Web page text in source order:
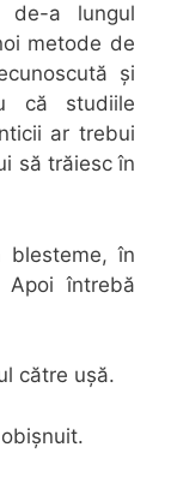
de-a lungul
metode de
și
că studiile
ar trebui
să trăiesc în
blesteme, în
întrebă
către ușă.